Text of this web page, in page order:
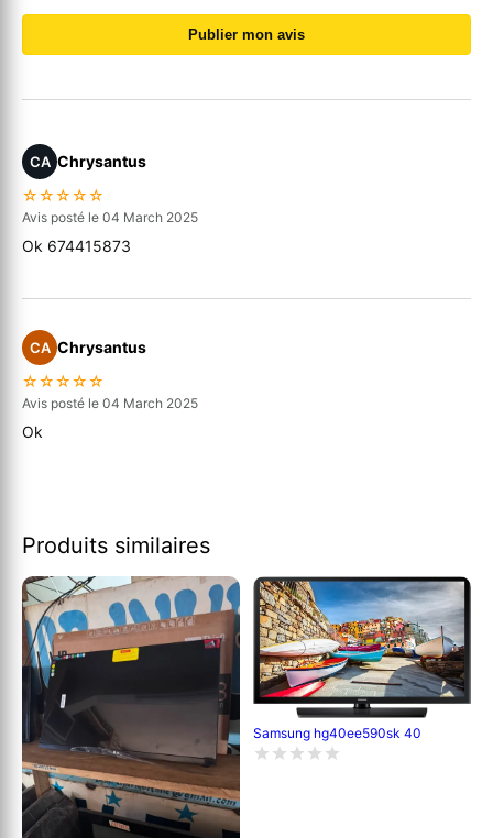
Publier mon avis
CA Chrysantus
☆☆☆☆☆
Avis posté le 04 March 2025
Ok 674415873
CA Chrysantus
☆☆☆☆☆
Avis posté le 04 March 2025
Ok
Produits similaires
Samsung hg40ee590sk 40